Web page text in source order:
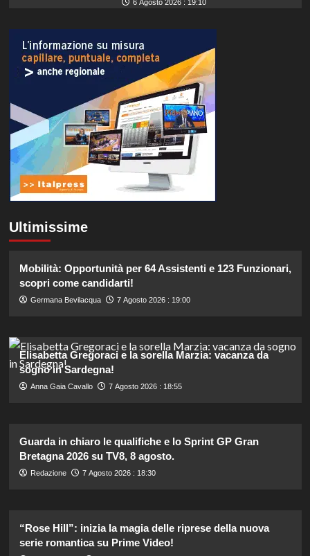
6 Agosto 2026 : 19:10
Ultimissime
Mobilità: Opportunità per 64 Assistenti e 123 Funzionari,
scopri come candidarti!
Germana Bevilacqua 7 Agosto 2026 : 19:00
Elisabetta Gregoraci e la sorella Marzia: vacanza da
sogno in Sardegna!
Anna Gaia Cavallo 7 Agosto 2026 : 18:55
Guarda in chiaro le qualifiche e lo Sprint GP Gran
Bretagna 2026 su TV8, 8 agosto.
Redazione 7 Agosto 2026 : 18:30
“Rose Hill”: inizia la magia delle riprese della nuova
serie romantica su Prime Video!